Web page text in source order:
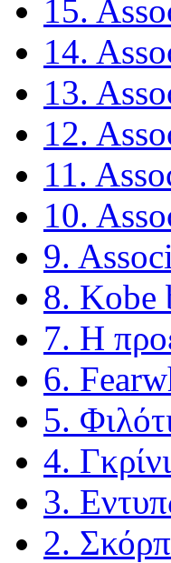
15.
14.
13.
12.
11.
10.
9.
8. Kobe
7. Η
6.
5.
4.
3.
2.